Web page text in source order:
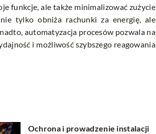
funkcje, ale także minimalizować zużycie
tylko obniża rachunki za energię, ale
automatyzacja procesów pozwala na
i możliwość szybszego reagowania
Ochrona i prowadzenie instalacji